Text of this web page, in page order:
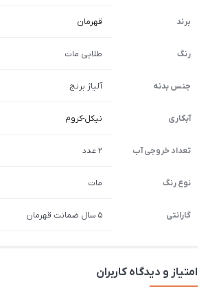
برند قهرمان
رنگ طلایی مات
جنس بدنه آلیاژ برنج
آبکاری نیکل-کروم
تعداد خروجی آب 2 عدد
نوع رنگ مات
گارانتی 5 سال ضمانت قهرمان
امتیاز و دیدگاه کاربران